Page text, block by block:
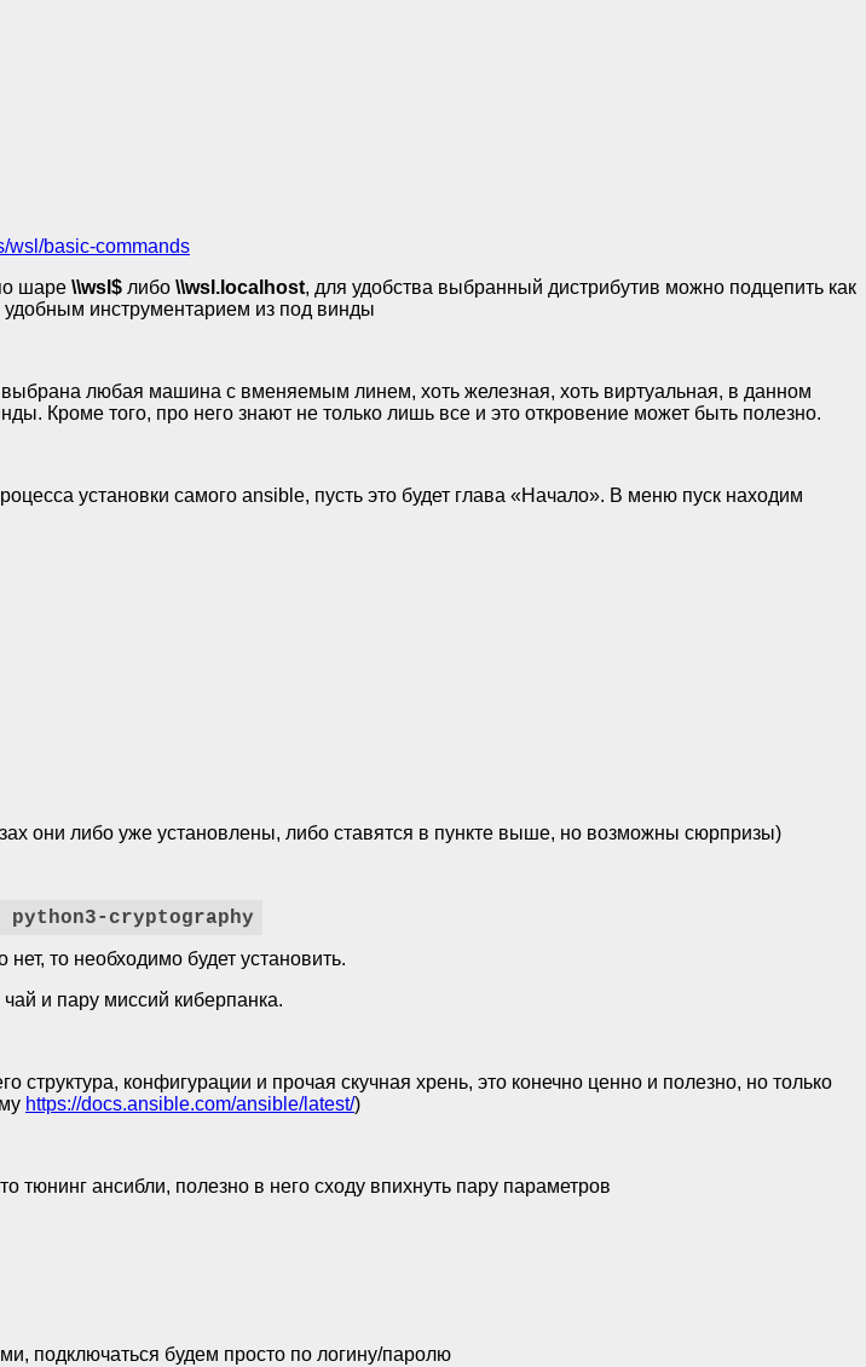
wsl/basic-commands
шаре \\wsl$ либо \\wsl.localhost, для удобства выбранный дистрибутив можно подцепить как
инструментарием из под винды
любая машина с вменяемым линем, хоть железная, хоть виртуальная, в данном
Кроме того, про него знают не только лишь все и это откровение может быть полезно.
установки самого ansible, пусть это будет глава «Начало». В меню пуск находим
они либо уже установлены, либо ставятся в пункте выше, но возможны сюрпризы)
cryptography
то необходимо будет установить.
и пару миссий киберпанка.
конфигурации и прочая скучная хрень, это конечно ценно и полезно, но только
https://docs.ansible.com/ansible/latest/)
тюнинг ансибли, полезно в него сходу впихнуть пару параметров
подключаться будем просто по логину/паролю